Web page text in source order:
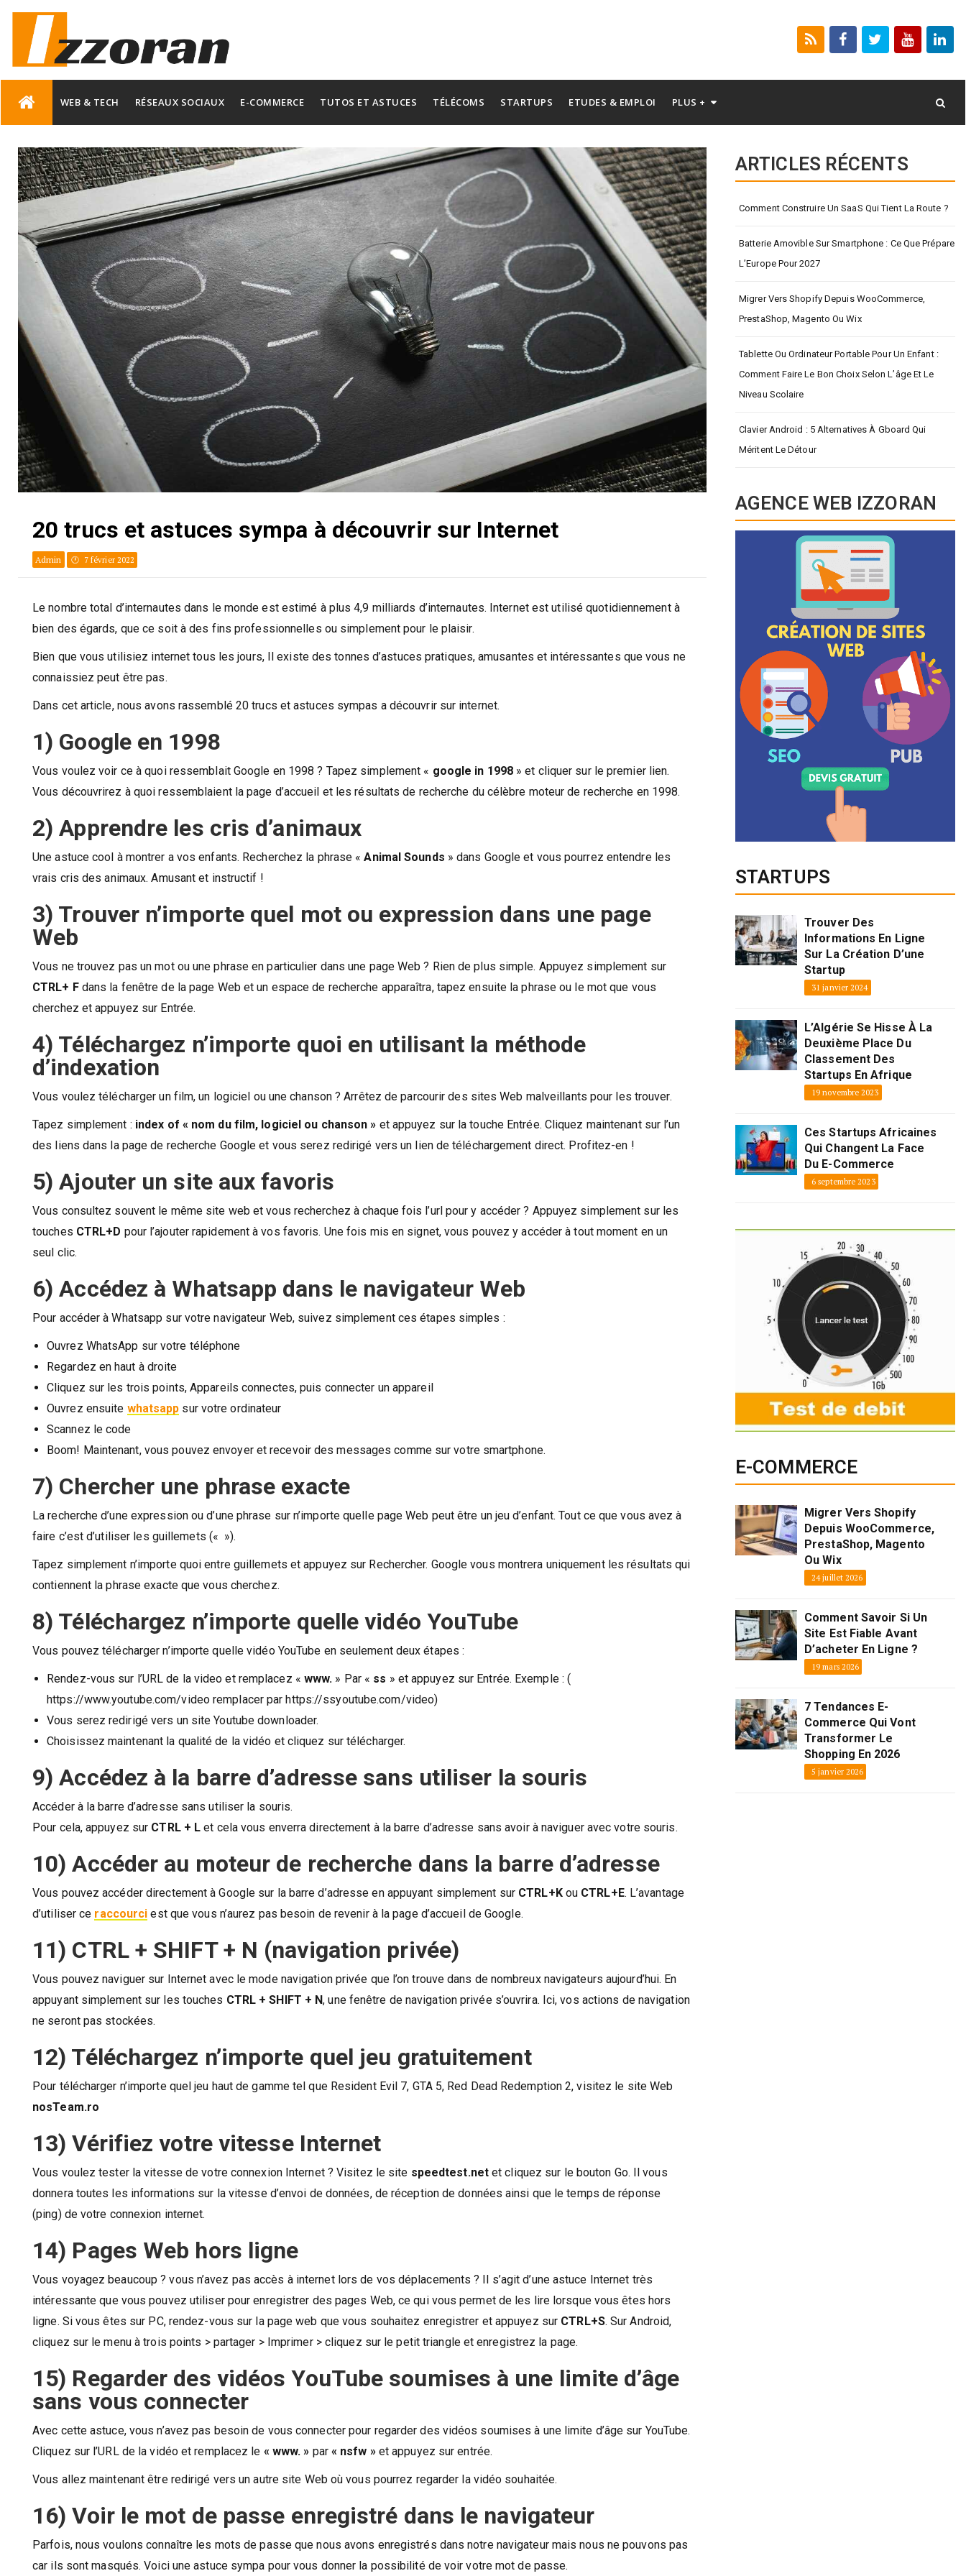
WEB & TECH RÉSEAUX SOCIAUX E-COMMERCE TUTOS ET ASTUCES TÉLÉCOMS STARTUPS ETUDES & EMPLOI PLUS +
20 trucs et astuces sympa à découvrir sur Internet
Admin 7 février 2022
Le nombre total d’internautes dans le monde est estimé à plus 4,9 milliards d’internautes. Internet est utilisé quotidiennement à
bien des égards, que ce soit à des fins professionnelles ou simplement pour le plaisir.
Bien que vous utilisiez internet tous les jours, Il existe des tonnes d’astuces pratiques, amusantes et intéressantes que vous ne
connaissiez peut être pas.
Dans cet article, nous avons rassemblé 20 trucs et astuces sympas a découvrir sur internet.
1) Google en 1998
Vous voulez voir ce à quoi ressemblait Google en 1998 ? Tapez simplement « google in 1998» et cliquer sur le premier lien.
Vous découvrirez à quoi ressemblaient la page d’accueil et les résultats de recherche du célèbre moteur de recherche en 1998.
2) Apprendre les cris d’animaux
Une astuce cool à montrer a vos enfants. Recherchez la phrase «Animal Sounds » dans Google et vous pourrez entendre les
vrais cris des animaux. Amusant et instructif !
3) Trouver n’importe quel mot ou expression dans une page
Web
Vous ne trouvez pas un mot ou une phrase en particulier dans une page Web ? Rien de plus simple. Appuyez simplement sur
CTRL+ Fdans la fenêtre de la page Web et un espace de recherche apparaîtra, tapez ensuite la phrase ou le mot que vous
cherchez et appuyez sur Entrée.
4) Téléchargez n’importe quoi en utilisant la méthode
d’indexation
Vous voulez télécharger un film, un logiciel ou une chanson ? Arrêtez de parcourir des sites Web malveillants pour les trouver.
Tapez simplement : index of « nom du film, logiciel ou chanson » et appuyez sur la touche Entrée. Cliquez maintenant sur l’un
des liens dans la page de recherche Google et vous serez redirigé vers un lien de téléchargement direct. Profitez-en !
5) Ajouter un site aux favoris
Vous consultez souvent le même site web et vous recherchez à chaque fois l’url pour y accéder ? Appuyez simplement sur les
touches CTRL+D pour l’ajouter rapidement à vos favoris. Une fois mis en signet, vous pouvez y accéder à tout moment en un
seul clic.
6) Accédez à Whatsapp dans le navigateur Web
Pour accéder à Whatsapp sur votre navigateur Web, suivez simplement ces étapes simples :
Ouvrez WhatsApp sur votre téléphone
Regardez en haut à droite
Cliquez sur les trois points, Appareils connectes, puis connecter un appareil
Ouvrez ensuite whatsapp sur votre ordinateur
Scannez le code
Boom! Maintenant, vous pouvez envoyer et recevoir des messages comme sur votre smartphone.
7) Chercher une phrase exacte
La recherche d’une expression ou d’une phrase sur n’importe quelle page Web peut être un jeu d’enfant. Tout ce que vous avez à
faire c’est d’utiliser les guillemets (« »).
Tapez simplement n’importe quoi entre guillemets et appuyez sur Rechercher. Google vous montrera uniquement les résultats qui
contiennent la phrase exacte que vous cherchez.
8) Téléchargez n’importe quelle vidéo YouTube
Vous pouvez télécharger n’importe quelle vidéo YouTube en seulement deux étapes :
Rendez-vous sur l’URL de la video et remplacez « www. » Par « ss » et appuyez sur Entrée. Exemple : (
https://www.youtube.com/video remplacer par https://ssyoutube.com/video)
Vous serez redirigé vers un site Youtube downloader.
Choisissez maintenant la qualité de la vidéo et cliquez sur télécharger.
9) Accédez à la barre d’adresse sans utiliser la souris
Accéder à la barre d’adresse sans utiliser la souris.
Pour cela, appuyez sur CTRL + Let cela vous enverra directement à la barre d’adresse sans avoir à naviguer avec votre souris.
10) Accéder au moteur de recherche dans la barre d’adresse
Vous pouvez accéder directement à Google sur la barre d’adresse en appuyant simplement sur CTRL+Kou CTRL+E. L’avantage
d’utiliser ce raccourci est que vous n’aurez pas besoin de revenir à la page d’accueil de Google.
11) CTRL + SHIFT + N (navigation privée)
Vous pouvez naviguer sur Internet avec le mode navigation privée que l’on trouve dans de nombreux navigateurs aujourd’hui. En
appuyant simplement sur les touches CTRL + SHIFT + N, une fenêtre de navigation privée s’ouvrira. Ici, vos actions de navigation
ne seront pas stockées.
12) Téléchargez n’importe quel jeu gratuitement
Pour télécharger n’importe quel jeu haut de gamme tel que Resident Evil 7, GTA 5, Red Dead Redemption 2, visitez le site Web
nosTeam.ro
13) Vérifiez votre vitesse Internet
Vous voulez tester la vitesse de votre connexion Internet ? Visitez le site speedtest.netet cliquez sur le bouton Go. Il vous
donnera toutes les informations sur la vitesse d’envoi de données, de réception de données ainsi que le temps de réponse
(ping) de votre connexion internet.
14) Pages Web hors ligne
Vous voyagez beaucoup ? vous n’avez pas accès à internet lors de vos déplacements ? Il s’agit d’une astuce Internet très
intéressante que vous pouvez utiliser pour enregistrer des pages Web, ce qui vous permet de les lire lorsque vous êtes hors
ligne. Si vous êtes sur PC, rendez-vous sur la page web que vous souhaitez enregistrer et appuyez sur CTRL+S. Sur Android,
cliquez sur le menu à trois points > partager > Imprimer > cliquez sur le petit triangle et enregistrez la page.
15) Regarder des vidéos YouTube soumises à une limite d’âge
sans vous connecter
Avec cette astuce, vous n’avez pas besoin de vous connecter pour regarder des vidéos soumises à une limite d’âge sur YouTube.
Cliquez sur l’URL de la vidéo et remplacez le « www. » par « nsfw »et appuyez sur entrée.
Vous allez maintenant être redirigé vers un autre site Web où vous pourrez regarder la vidéo souhaitée.
16) Voir le mot de passe enregistré dans le navigateur
Parfois, nous voulons connaître les mots de passe que nous avons enregistrés dans notre navigateur mais nous ne pouvons pas
car ils sont masqués. Voici une astuce sympa pour vous donner la possibilité de voir votre mot de passe.
ARTICLES RÉCENTS
Comment Construire Un SaaS Qui Tient La Route ?
Batterie Amovible Sur Smartphone : Ce Que Prépare
L’Europe Pour 2027
Migrer Vers Shopify Depuis WooCommerce,
PrestaShop, Magento Ou Wix
Tablette Ou Ordinateur Portable Pour Un Enfant :
Comment Faire Le Bon Choix Selon L’âge Et Le
Niveau Scolaire
Clavier Android : 5 Alternatives À Gboard Qui
Méritent Le Détour
AGENCE WEB IZZORAN
STARTUPS
Trouver Des
Informations En Ligne
Sur La Création D’une
Startup
31 janvier 2024
L’Algérie Se Hisse À La
Deuxième Place Du
Classement Des
Startups En Afrique
19 novembre 2023
Ces Startups Africaines
Qui Changent La Face
Du E-Commerce
6 septembre 2023
E-COMMERCE
Migrer Vers Shopify
Depuis WooCommerce,
PrestaShop, Magento
Ou Wix
24 juillet 2026
Comment Savoir Si Un
Site Est Fiable Avant
D’acheter En Ligne ?
19 mars 2026
7 Tendances E-
Commerce Qui Vont
Transformer Le
Shopping En 2026
5 janvier 2026